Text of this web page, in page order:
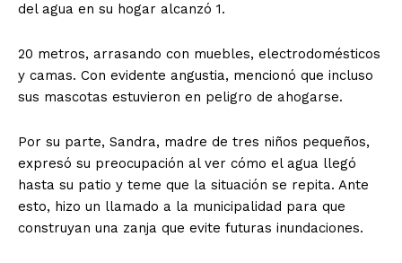
del agua en su hogar alcanzó 1.
20 metros, arrasando con muebles, electrodomésticos
y camas. Con evidente angustia, mencionó que incluso
sus mascotas estuvieron en peligro de ahogarse.
Por su parte, Sandra, madre de tres niños pequeños,
expresó su preocupación al ver cómo el agua llegó
hasta su patio y teme que la situación se repita. Ante
esto, hizo un llamado a la municipalidad para que
construyan una zanja que evite futuras inundaciones.